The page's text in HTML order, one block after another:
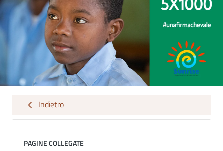
Indietro
PAGINE COLLEGATE